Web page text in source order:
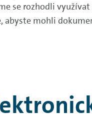
se rozhodli
abyste mohli